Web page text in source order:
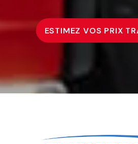
ESTIMEZ VOS PRIX